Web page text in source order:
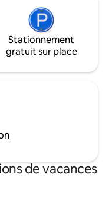
Stationnement
gratuit sur place
de vacances